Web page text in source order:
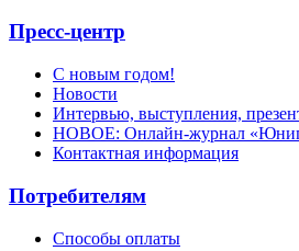
Пресс-центр
С новым годом!
Новости
Интервью, выступления,
НОВОЕ: Онлайн-журнал
Контактная информация
Потребителям
Способы оплаты